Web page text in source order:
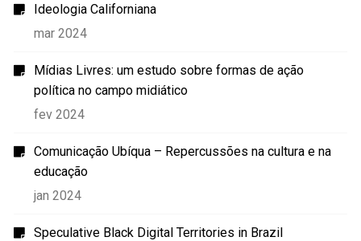
Ideologia Californiana
mar 2024
Mídias Livres: um estudo sobre formas de ação
política no campo midiático
fev 2024
Comunicação Ubíqua – Repercussões na cultura e na
educação
jan 2024
Speculative Black Digital Territories in Brazil